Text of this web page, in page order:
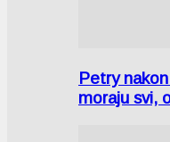
Petry
moraju svi,